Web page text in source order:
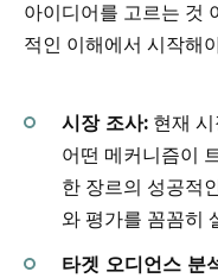
아이디어를 고르는 것
적인 이해에서 시작해
시장 조사: 현재
어떤 메커니즘이
한 장르의 성공적
와 평가를 꼼꼼히
타겟 오디언스 분